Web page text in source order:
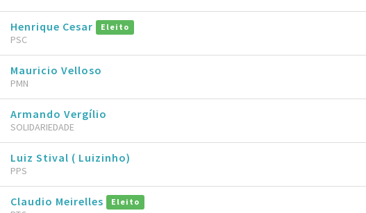
Henrique Cesar Eleito
PSC
Mauricio Velloso
PMN
Armando Vergílio
SOLIDARIEDADE
Luiz Stival ( Luizinho)
PPS
Claudio Meirelles Eleito